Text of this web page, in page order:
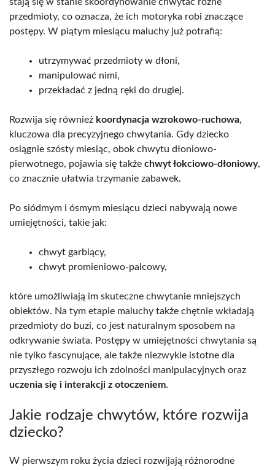
przedmioty, co oznacza, że ich motoryka robi znaczące
postępy. W piątym miesiącu maluchy już potrafią:
utrzymywać przedmioty w dłoni,
manipulować nimi,
przekładać z jedną ręki do drugiej.
Rozwija się również koordynacja wzrokowo-ruchowa,
kluczowa dla precyzyjnego chwytania. Gdy dziecko
osiągnie szósty miesiąc, obok chwytu dłoniowo-
pierwotnego, pojawia się także chwyt łokciowo-dłoniowy,
co znacznie ułatwia trzymanie zabawek.
Po siódmym i ósmym miesiącu dzieci nabywają nowe
umiejętności, takie jak:
chwyt garbiący,
chwyt promieniowo-palcowy,
które umożliwiają im skuteczne chwytanie mniejszych
obiektów. Na tym etapie maluchy także chętnie wkładają
przedmioty do buzi, co jest naturalnym sposobem na
odkrywanie świata. Postępy w umiejętności chwytania są
nie tylko fascynujące, ale także niezwykle istotne dla
przyszłego rozwoju ich zdolności manipulacyjnych oraz
uczenia się i interakcji z otoczeniem.
Jakie rodzaje chwytów, które rozwija
dziecko?
W pierwszym roku życia dzieci rozwijają różnorodne